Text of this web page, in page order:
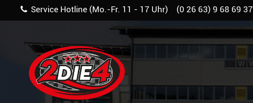
Service Hotline (Mo.-Fr. 11 - 17 Uhr) (0 26 63) 9 68 69 37